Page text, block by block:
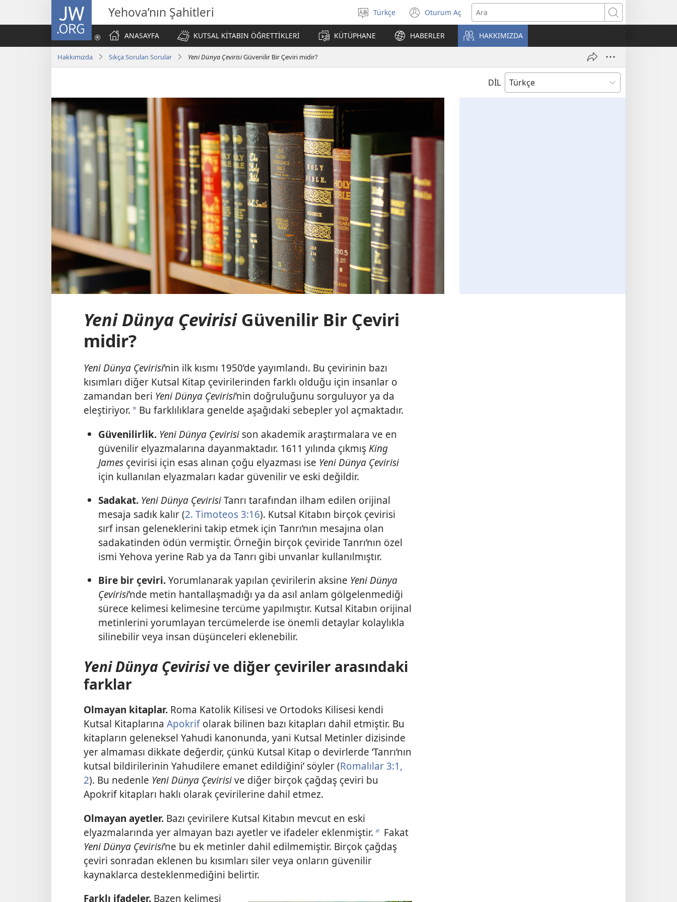
JW.ORG Yehova’nın Şahitleri
Dil
seçin
Türkçe Oturum Aç
(yeni
pencere
açar)
Ara
ANASAYFA
KUTSAL KİTABIN ÖĞRETTİKLERİ KÜTÜPHANE HABERLER HAKKIMIZDA
Hakkımızda Sıkça Sorulan Sorular Yeni Dünya ÇevirisiGüvenilir Bir Çeviri midir?
DİL
Yeni Dünya ÇevirisiGüvenilir Bir Çeviri
midir?
Yeni Dünya Çevirisi’nin ilk kısmı 1950’de yayımlandı. Bu çevirinin bazı
kısımları diğer Kutsal Kitap çevirilerinden farklı olduğu için insanlar o
zamandan beri Yeni Dünya Çevirisi’nin doğruluğunu sorguluyor ya da
eleştiriyor. a Bu farklılıklara genelde aşağıdaki sebepler yol açmaktadır.
Güvenilirlik. Yeni Dünya Çevirisison akademik araştırmalara ve en
güvenilir elyazmalarına dayanmaktadır. 1611 yılında çıkmışKing
Jamesçevirisi için esas alınan çoğu elyazması ise Yeni Dünya Çevirisi
için kullanılan elyazmaları kadar güvenilir ve eski değildir.
Sadakat. Yeni Dünya ÇevirisiTanrı tarafından ilham edilen orijinal
mesaja sadık kalır (2. Timoteos 3:16). Kutsal Kitabın birçok çevirisi
sırf insan geleneklerini takip etmek için Tanrı’nın mesajına olan
sadakatinden ödün vermiştir. Örneğin birçok çeviride Tanrı’nın özel
ismi Yehova yerine Rab ya da Tanrı gibi unvanlar kullanılmıştır.
Bire bir çeviri.Yorumlanarak yapılan çevirilerin aksine Yeni Dünya
Çevirisi’nde metin hantallaşmadığı ya da asıl anlam gölgelenmediği
sürece kelimesi kelimesine tercüme yapılmıştır. Kutsal Kitabın orijinal
metinlerini yorumlayan tercümelerde ise önemli detaylar kolaylıkla
silinebilir veya insan düşünceleri eklenebilir.
Yeni Dünya Çevirisive diğer çeviriler arasındaki
farklar
Olmayan kitaplar. Roma Katolik Kilisesi ve Ortodoks Kilisesi kendi
Kutsal Kitaplarına Apokrifolarak bilinen bazı kitapları dahil etmiştir. Bu
kitapların geleneksel Yahudi kanonunda, yani Kutsal Metinler dizisinde
yer almaması dikkate değerdir, çünkü Kutsal Kitap o devirlerde ‘Tanrı’nın
kutsal bildirilerinin Yahudilere emanet edildiğini’ söyler (Romalılar 3:1,
2). Bu nedenle Yeni Dünya Çevirisive diğer birçok çağdaş çeviri bu
Apokrif kitapları haklı olarak çevirilerine dahil etmez.
Olmayan ayetler. Bazı çevirilere Kutsal Kitabın mevcut en eski
elyazmalarında yer almayan bazı ayetler ve ifadeler eklenmiştir. b Fakat
Yeni Dünya Çevirisi’ne bu ek metinler dahil edilmemiştir. Birçok çağdaş
çeviri sonradan eklenen bu kısımları siler veya onların güvenilir
kaynaklarca desteklenmediğini belirtir.
Farklı ifadeler. Bazen kelimesi